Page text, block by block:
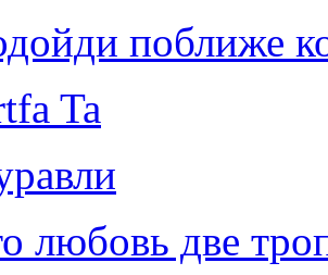
поближе
Ta
любовь две